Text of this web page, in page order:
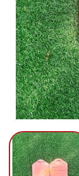
Mã giảm giá:
Ngày hết
Điều kiện: